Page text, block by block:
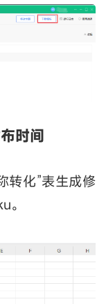
时间
转化”表生成修
。